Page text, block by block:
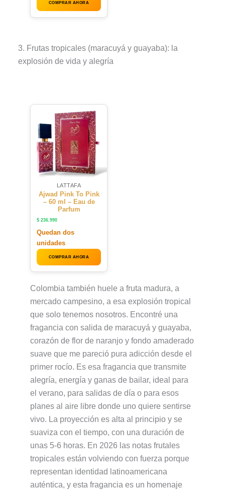
COMPRAR AHORA
3. Frutas tropicales (maracuyá y guayaba): la
explosión de vida y alegría
LATTAFA
Ajwad Pink To Pink
– 60 ml – Eau de
Parfum
$ 236.990
Quedan dos
unidades
COMPRAR AHORA
Colombia también huele a fruta madura, a
mercado campesino, a esa explosión tropical
que solo tenemos nosotros. Encontré una
fragancia con salida de maracuyá y guayaba,
corazón de flor de naranjo y fondo amaderado
suave que me pareció pura adicción desde el
primer rocío. Es esa fragancia que transmite
alegría, energía y ganas de bailar, ideal para
el verano, para salidas de día o para esos
planes al aire libre donde uno quiere sentirse
vivo. La proyección es alta al principio y se
suaviza con el tiempo, con una duración de
unas 5-6 horas. En 2026 las notas frutales
tropicales están volviendo con fuerza porque
representan identidad latinoamericana
auténtica, y esta fragancia es un homenaje